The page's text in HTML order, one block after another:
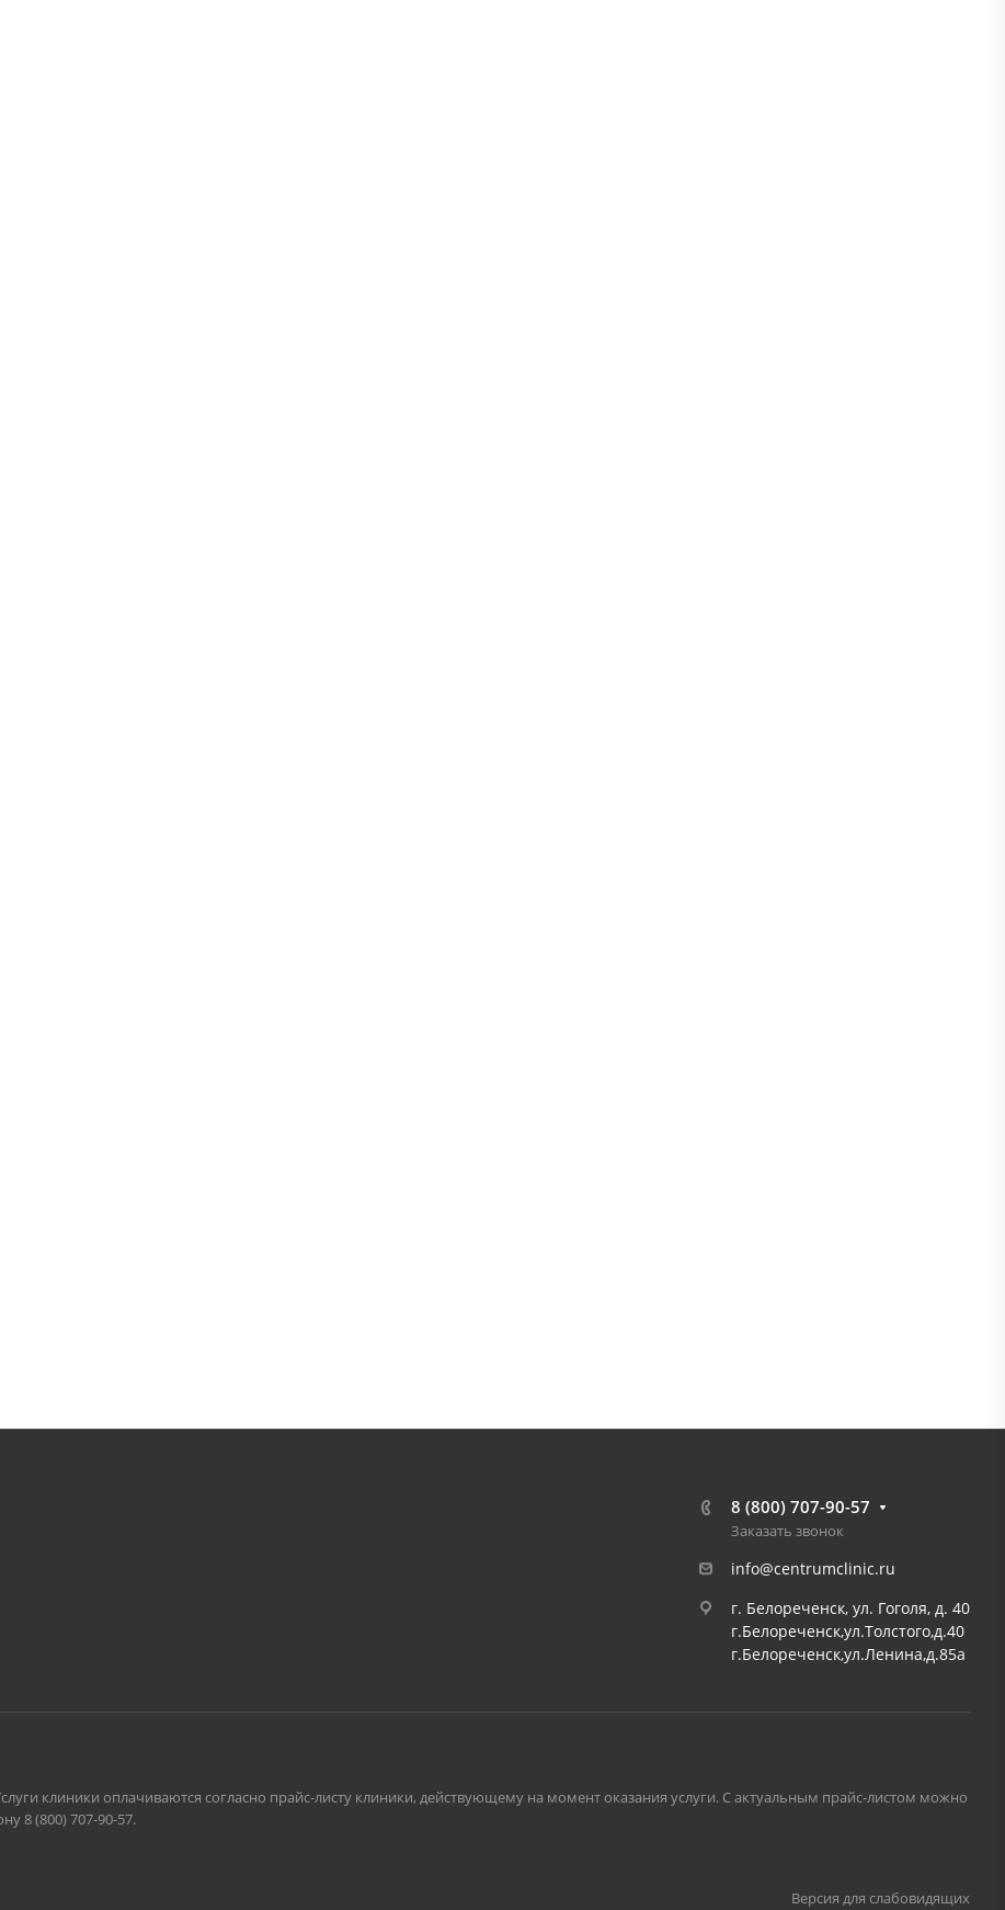
8 (800) 707-90-57
Заказать звонок
info@centrumclinic.ru
г. Белореченск, ул. Гоголя, д. 40
г.Белореченск,ул.Толстого,д.40
г.Белореченск,ул.Ленина,д.85а
клиники оплачиваются согласно прайс-листу клиники, действующему на момент оказания услуги. С актуальным прайс-листом можно
8 (800) 707-90-57.
Версия для слабовидящих